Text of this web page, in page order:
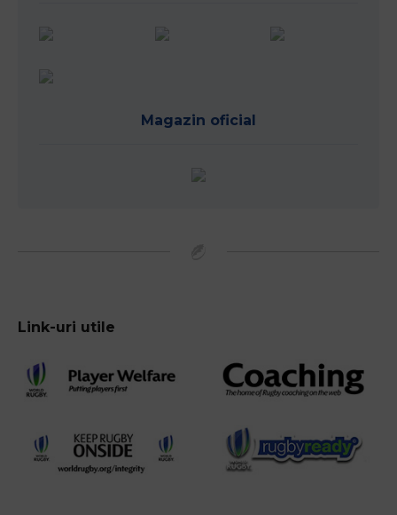
Magazin oficial
Link-uri utile